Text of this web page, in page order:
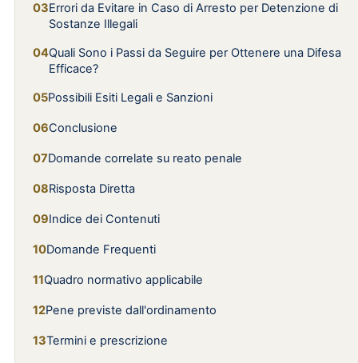
Errori da Evitare in Caso di Arresto per Detenzione di
Sostanze Illegali
Quali Sono i Passi da Seguire per Ottenere una Difesa
Efficace?
Possibili Esiti Legali e Sanzioni
Conclusione
Domande correlate su reato penale
Risposta Diretta
Indice dei Contenuti
Domande Frequenti
Quadro normativo applicabile
Pene previste dall'ordinamento
Termini e prescrizione